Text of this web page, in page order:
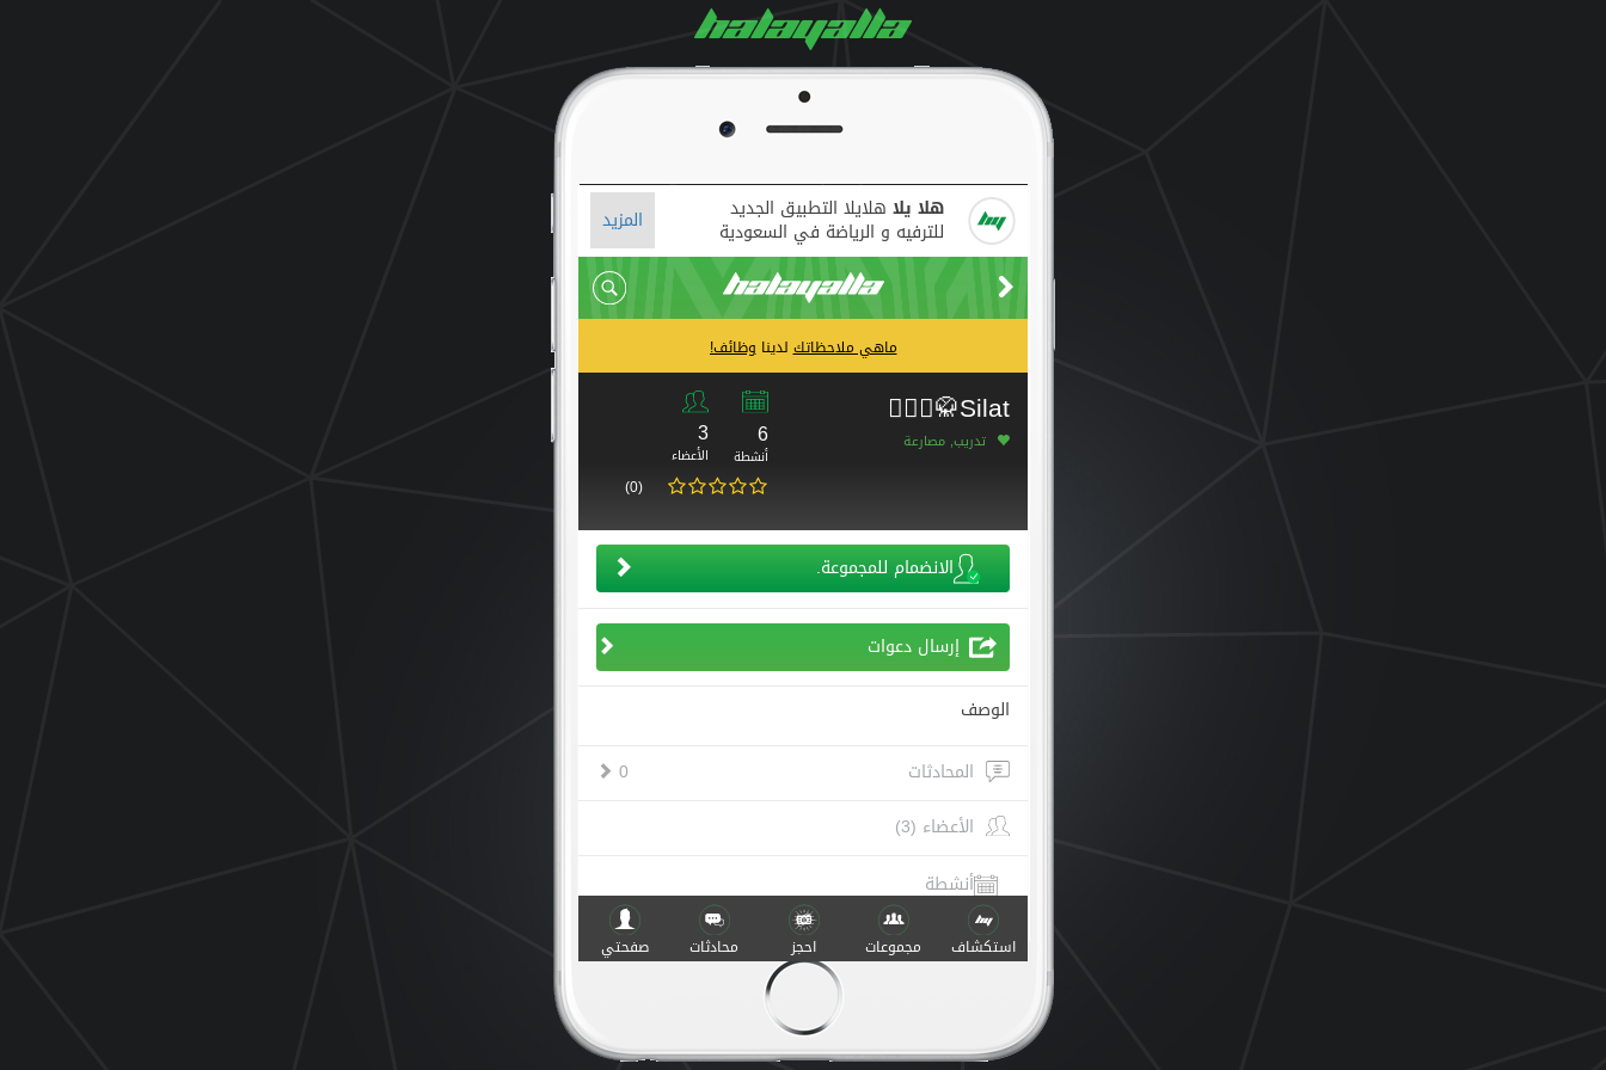
هلا يلا هلايلا التطبيق الجديد
للترفيه و الرياضة في السعودية المزيد
ماهي ملاحظاتكلديناوظائف!
Silat🥋🤸🏻‍♂️
تدريب, مصارعة 6
أنشطة
3
الأعضاء
(0)
الانضمام للمجموعة.
إرسال دعوات
الوصف
المحادثات
0
الأعضاء (3)
أنشطة
الأربعاء, أبريل ٠٨ ١٨:٠٥
فنون الذفاع عن النفس silat pgb
فنون الذفاع عن النفس silat pgb
, undefined
استكشاف مجموعات احجز محادثات صفحتي